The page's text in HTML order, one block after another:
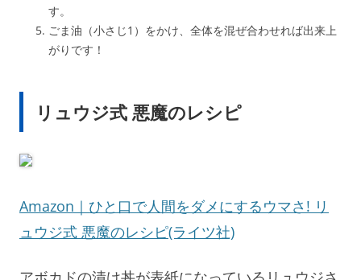
す。
ごま油（小さじ1）をかけ、全体を混ぜ合わせれば出来上
がりです！
リュウジ式 悪魔のレシピ
Amazon｜ ひと口で人間をダメにするウマさ! リ
ュウジ式 悪魔のレシピ(ライツ社)